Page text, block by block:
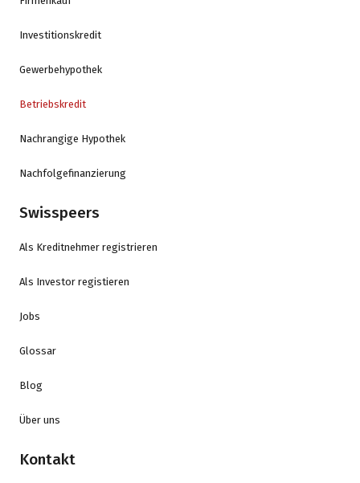
Investitionskredit
Gewerbehypothek
Betriebskredit
Nachrangige Hypothek
Nachfolgefinanzierung
Swisspeers
Als Kreditnehmer registrieren
Als Investor registieren
Jobs
Glossar
Blog
Über uns
Kontakt